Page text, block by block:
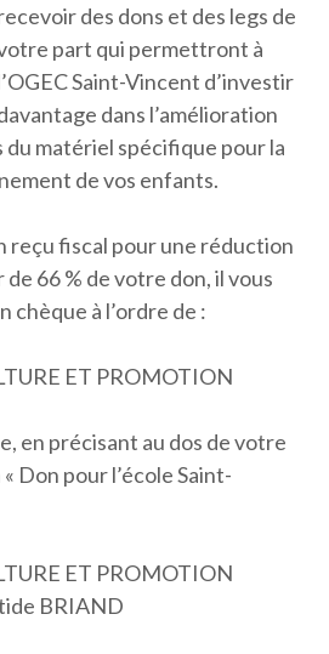
des dons et des legs de
part qui permettront à
Saint-Vincent d’investir
dans l’amélioration
du matériel spécifique pour la
de vos enfants.
reçu fiscal pour une réduction
de 66 % de votre don, il vous
chèque à l’ordre de :
ET PROMOTION
en précisant au dos de votre
Don pour l’école Saint-
ET PROMOTION
BRIAND